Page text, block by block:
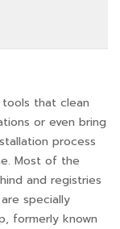
that clean
or even bring
process
Most of the
and registries
specially
formerly known